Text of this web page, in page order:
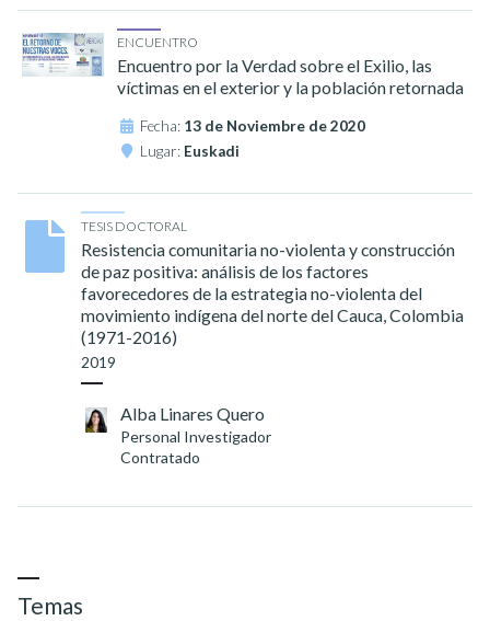
ENCUENTRO
Encuentro por la Verdad sobre el Exilio, las
víctimas en el exterior y la población retornada
Fecha: 13 de Noviembre de 2020
Lugar: Euskadi
TESIS DOCTORAL
Resistencia comunitaria no-violenta y construcción
de paz positiva: análisis de los factores
favorecedores de la estrategia no-violenta del
movimiento indígena del norte del Cauca, Colombia
(1971-2016)
2019
Alba Linares Quero
Personal Investigador
Contratado
Temas